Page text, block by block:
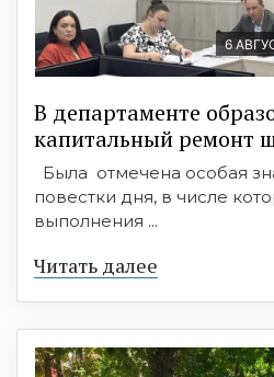
6
В департаменте
капитальный ремонт
Была отмечена особая
повестки дня, в числе
выполнения ...
Читать далее